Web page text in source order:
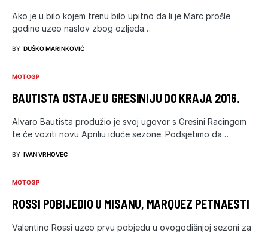
Ako je u bilo kojem trenu bilo upitno da li je Marc prošle
godine uzeo naslov zbog ozljeda…
BY DUŠKO MARINKOVIĆ
MOTOGP
BAUTISTA OSTAJE U GRESINIJU DO KRAJA 2016.
Alvaro Bautista produžio je svoj ugovor s Gresini Racingom
te će voziti novu Apriliu iduće sezone. Podsjetimo da…
BY IVAN VRHOVEC
MOTOGP
ROSSI POBIJEDIO U MISANU, MARQUEZ PETNAESTI
Valentino Rossi uzeo prvu pobjedu u ovogodišnjoj sezoni za